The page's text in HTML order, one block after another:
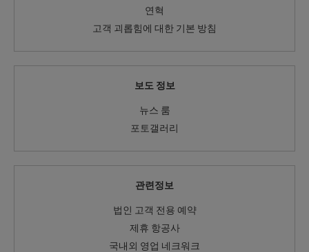
연혁
고객 괴롭힘에 대한 기본 방침
보도 정보
뉴스 룸
포토갤러리
관련정보
법인 고객 전용 예약
제휴 항공사
국내외 영업 네크워크